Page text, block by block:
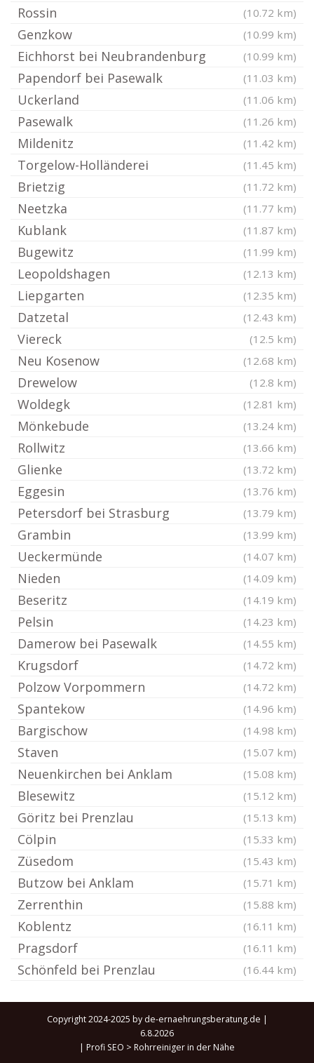
Rossin (10.72 km)
Genzkow (10.99 km)
Eichhorst bei Neubrandenburg (10.99 km)
Papendorf bei Pasewalk (11.03 km)
Uckerland (11.06 km)
Pasewalk (11.26 km)
Mildenitz (11.42 km)
Torgelow-Holländerei (11.45 km)
Brietzig (11.72 km)
Neetzka (11.77 km)
Kublank (11.87 km)
Bugewitz (11.99 km)
Leopoldshagen (12.13 km)
Liepgarten (12.35 km)
Datzetal (12.43 km)
Viereck (12.5 km)
Neu Kosenow (12.68 km)
Drewelow (12.8 km)
Woldegk (12.81 km)
Mönkebude (13.24 km)
Rollwitz (13.66 km)
Glienke (13.72 km)
Eggesin (13.76 km)
Petersdorf bei Strasburg (13.79 km)
Grambin (13.99 km)
Ueckermünde (14.07 km)
Nieden (14.09 km)
Beseritz (14.19 km)
Pelsin (14.23 km)
Damerow bei Pasewalk (14.55 km)
Krugsdorf (14.72 km)
Polzow Vorpommern (14.72 km)
Spantekow (14.96 km)
Bargischow (14.98 km)
Staven (15.07 km)
Neuenkirchen bei Anklam (15.08 km)
Blesewitz (15.12 km)
Göritz bei Prenzlau (15.13 km)
Cölpin (15.33 km)
Züsedom (15.43 km)
Butzow bei Anklam (15.71 km)
Zerrenthin (15.88 km)
Koblentz (16.11 km)
Pragsdorf (16.11 km)
Schönfeld bei Prenzlau (16.44 km)
Copyright 2024-2025 by de-ernaehrungsberatung.de |
6.8.2026
| Profi SEO > Rohrreiniger in der Nähe